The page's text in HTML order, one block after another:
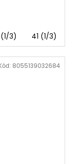
3) 41 (1/3)
8055139032684